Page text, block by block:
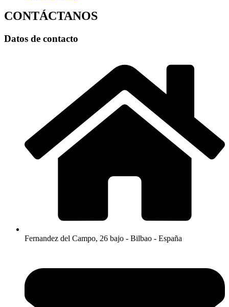
CONTÁCTANOS
Datos de contacto
Fernandez del Campo, 26 bajo - Bilbao - España